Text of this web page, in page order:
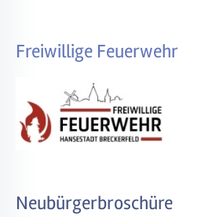
Freiwillige Feuerwehr
Neubürgerbroschüre